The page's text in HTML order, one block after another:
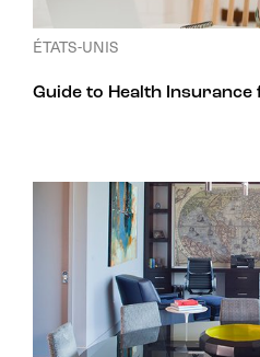
ÉTATS-UNIS
Guide to Health Insurance